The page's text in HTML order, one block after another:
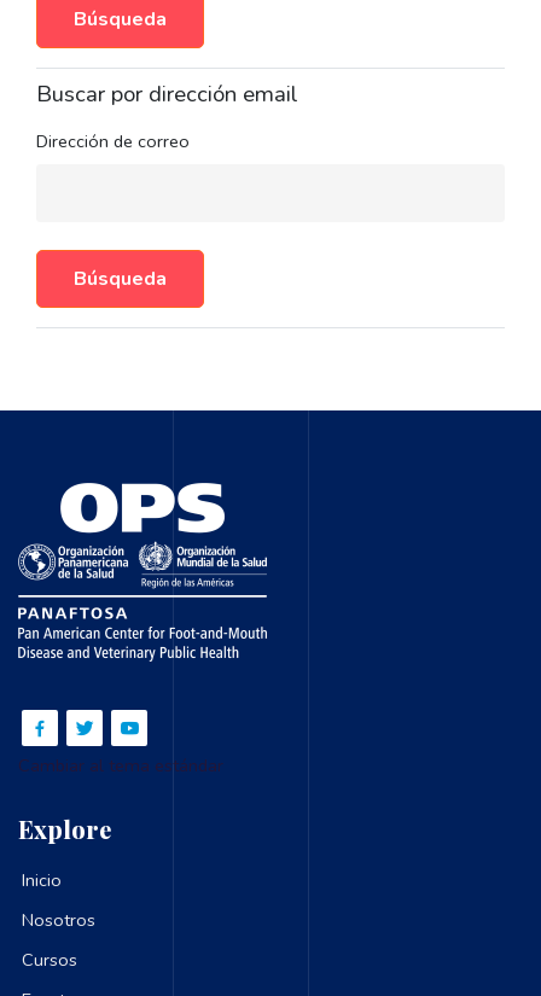
Buscar por dirección email
Dirección de correo
Cambiar al tema estándar
Explore
Inicio
Nosotros
Cursos